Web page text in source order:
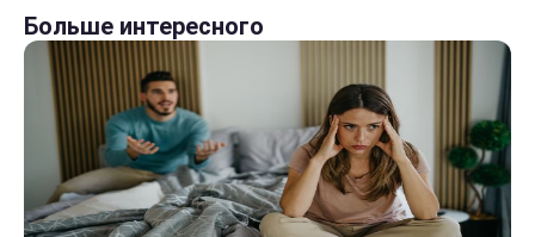
Больше интересного